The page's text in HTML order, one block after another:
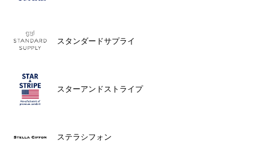
スタンダードサプライ
スターアンドストライプ
ステラシフォン